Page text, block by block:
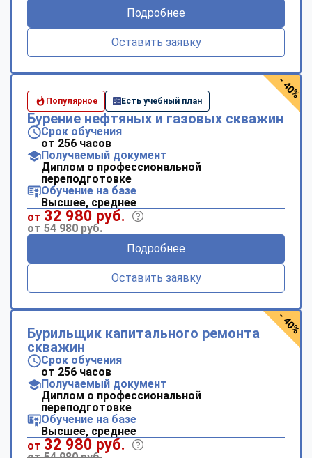
Подробнее
Оставить заявку
Популярное Есть учебный план
Бурение нефтяных и газовых скважин
Срок обучения
от 256 часов
Получаемый документ
Диплом о профессиональной
переподготовке
Обучение на базе
Высшее, среднее
от 32 980 руб.
от 54 980 руб.
Подробнее
Оставить заявку
- 40%
Бурильщик капитального ремонта
скважин
Срок обучения
от 256 часов
Получаемый документ
Диплом о профессиональной
переподготовке
Обучение на базе
Высшее, среднее
от 32 980 руб.
- 40%